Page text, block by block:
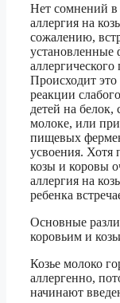
Нет сомнений в
аллергия на
сожалению,
установленные
аллергического
Происходит
реакции
детей на
молоке, или
пищевых
усвоения. Хотя
козы и коровы
аллергия на
ребенка
Основные
коровьим и
Козье молоко
аллергенно,
начинают